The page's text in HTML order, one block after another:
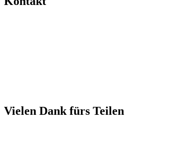
Vielen Dank fürs Teilen